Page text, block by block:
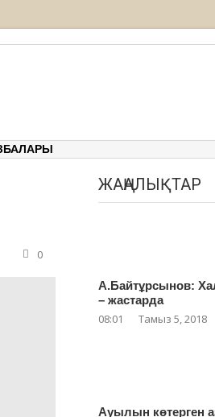
0
ЖАҢАЛЫҚТАР
А.Байтұрсынов:
– жастарда
08:01 Тамыз 5, 2018
Ауылын көтерген